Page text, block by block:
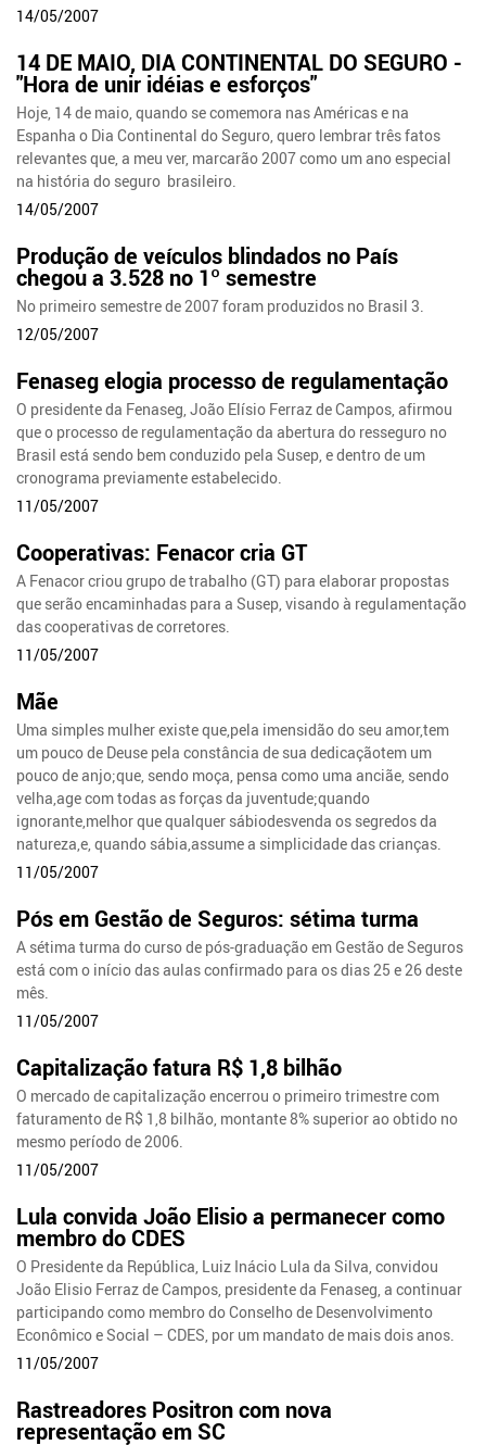
14/05/2007
14 DE MAIO, DIA CONTINENTAL DO SEGURO -
"Hora de unir idéias e esforços"
Hoje, 14 de maio, quando se comemora nas Américas e na
Espanha o Dia Continental do Seguro, quero lembrar três fatos
relevantes que, a meu ver, marcarão 2007 como um ano especial
na história do seguro brasileiro.
14/05/2007
Produção de veículos blindados no País
chegou a 3.528 no 1º semestre
No primeiro semestre de 2007 foram produzidos no Brasil 3.
12/05/2007
Fenaseg elogia processo de regulamentação
O presidente da Fenaseg, João Elísio Ferraz de Campos, afirmou
que o processo de regulamentação da abertura do resseguro no
Brasil está sendo bem conduzido pela Susep, e dentro de um
cronograma previamente estabelecido.
11/05/2007
Cooperativas: Fenacor cria GT
A Fenacor criou grupo de trabalho (GT) para elaborar propostas
que serão encaminhadas para a Susep, visando à regulamentação
das cooperativas de corretores.
11/05/2007
Mãe
Uma simples mulher existe que,pela imensidão do seu amor,tem
um pouco de Deuse pela constância de sua dedicaçãotem um
pouco de anjo;que, sendo moça, pensa como uma anciãe, sendo
velha,age com todas as forças da juventude;quando
ignorante,melhor que qualquer sábiodesvenda os segredos da
natureza,e, quando sábia,assume a simplicidade das crianças.
11/05/2007
Pós em Gestão de Seguros: sétima turma
A sétima turma do curso de pós-graduação em Gestão de Seguros
está com o início das aulas confirmado para os dias 25 e 26 deste
mês.
11/05/2007
Capitalização fatura R$ 1,8 bilhão
O mercado de capitalização encerrou o primeiro trimestre com
faturamento de R$ 1,8 bilhão, montante 8% superior ao obtido no
mesmo período de 2006.
11/05/2007
Lula convida João Elisio a permanecer como
membro do CDES
O Presidente da República, Luiz Inácio Lula da Silva, convidou
João Elisio Ferraz de Campos, presidente da Fenaseg, a continuar
participando como membro do Conselho de Desenvolvimento
Econômico e Social – CDES, por um mandato de mais dois anos.
11/05/2007
Rastreadores Positron com nova
representação em SC